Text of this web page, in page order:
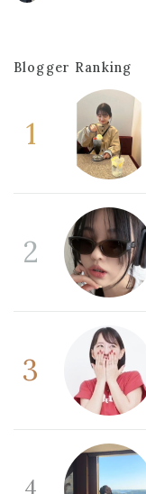
Blogger Ranking
1
2
3
4